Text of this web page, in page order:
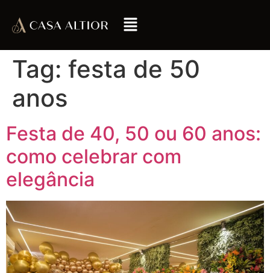
Tag: festa de 50
anos
Festa de 40, 50 ou 60 anos:
como celebrar com
elegância